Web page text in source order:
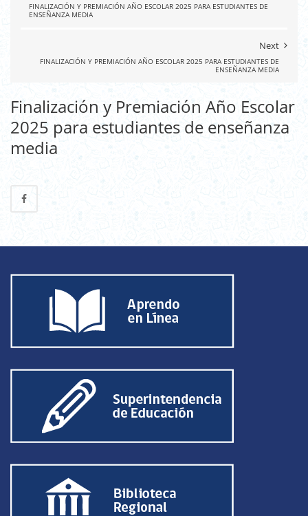
FINALIZACIÓN Y PREMIACIÓN AÑO ESCOLAR 2025 PARA ESTUDIANTES DE
ENSEÑANZA MEDIA
Next
FINALIZACIÓN Y PREMIACIÓN AÑO ESCOLAR 2025 PARA ESTUDIANTES DE
ENSEÑANZA MEDIA
Finalización y Premiación Año Escolar
2025 para estudiantes de enseñanza
media